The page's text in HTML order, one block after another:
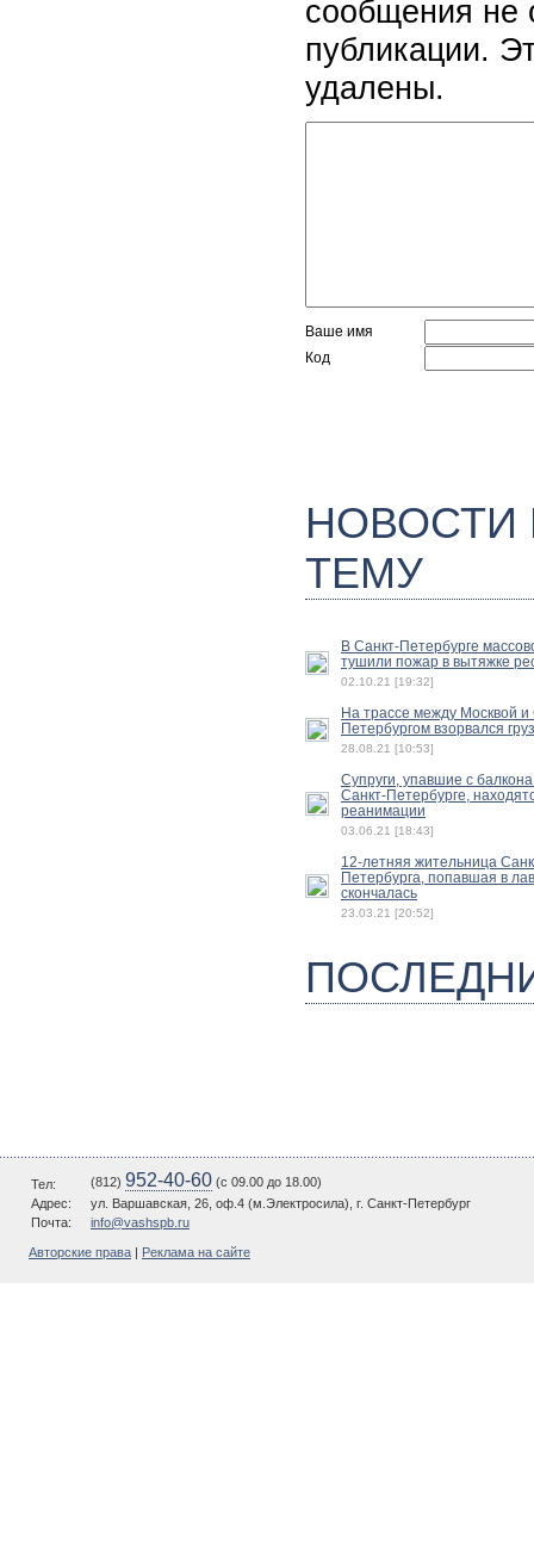
сообщения не
публикации.
удалены.
Ваше имя
Код
ТЕМУ
В Санкт-Петербурге
тушили пожар в вытяжке
02.10.21 [19:32]
На трассе между Москвой и
Петербургом взорвался
28.08.21 [10:53]
Супруги, упавшие с балкона
Санкт-Петербурге,
реанимации
03.06.21 [18:43]
12-летняя жительница
Петербурга, попавшая в
скончалась
23.03.21 [20:52]
Тел: (812) 952-40-60 (c 09.00 до 18.00)
Адрес:
ул. Варшавская, 26, оф.4 (м.Электросила), г. Санкт-Петербург
Почта:
info@vashspb.ru
Авторские права Реклама на сайте